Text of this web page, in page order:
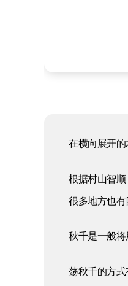
在横向展开
根据村山智
很多地方也
秋千是一般
荡秋千的方